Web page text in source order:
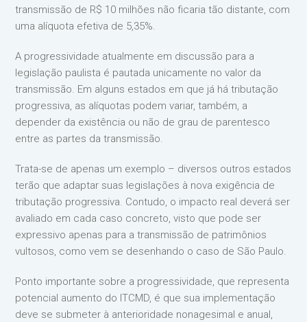
transmissão de R$ 10 milhões não ficaria tão distante, com
uma alíquota efetiva de 5,35%.
A progressividade atualmente em discussão para a
legislação paulista é pautada unicamente no valor da
transmissão. Em alguns estados em que já há tributação
progressiva, as alíquotas podem variar, também, a
depender da existência ou não de grau de parentesco
entre as partes da transmissão.
Trata-se de apenas um exemplo – diversos outros estados
terão que adaptar suas legislações à nova exigência de
tributação progressiva. Contudo, o impacto real deverá ser
avaliado em cada caso concreto, visto que pode ser
expressivo apenas para a transmissão de patrimônios
vultosos, como vem se desenhando o caso de São Paulo.
Ponto importante sobre a progressividade, que representa
potencial aumento do ITCMD, é que sua implementação
deve se submeter à anterioridade nonagesimal e anual,